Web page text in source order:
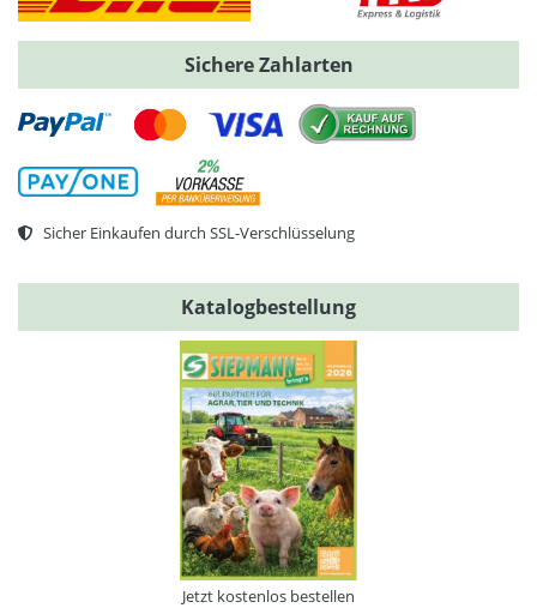
Sichere Zahlarten
Sicher Einkaufen durch SSL-Verschlüsselung
Katalogbestellung
Jetzt kostenlos bestellen